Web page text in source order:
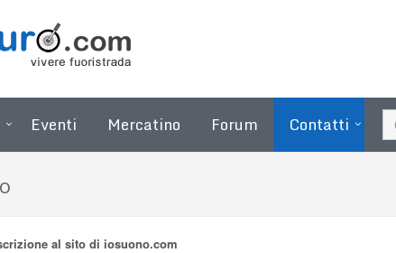
Eventi Mercatino Forum Contatti
al sito di iosuono.com